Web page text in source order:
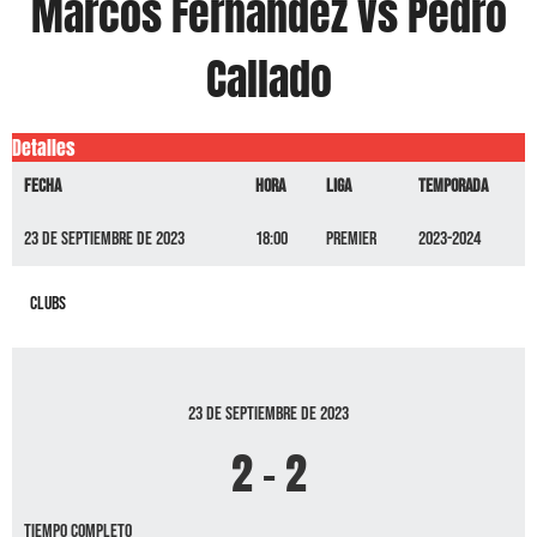
Marcos Fernández vs Pedro
Callado
Detalles
Fecha Hora Liga Temporada
23 de septiembre de 2023 18:00 Premier 2023-2024
Clubs
23 de septiembre de 2023
2-2
Tiempo completo